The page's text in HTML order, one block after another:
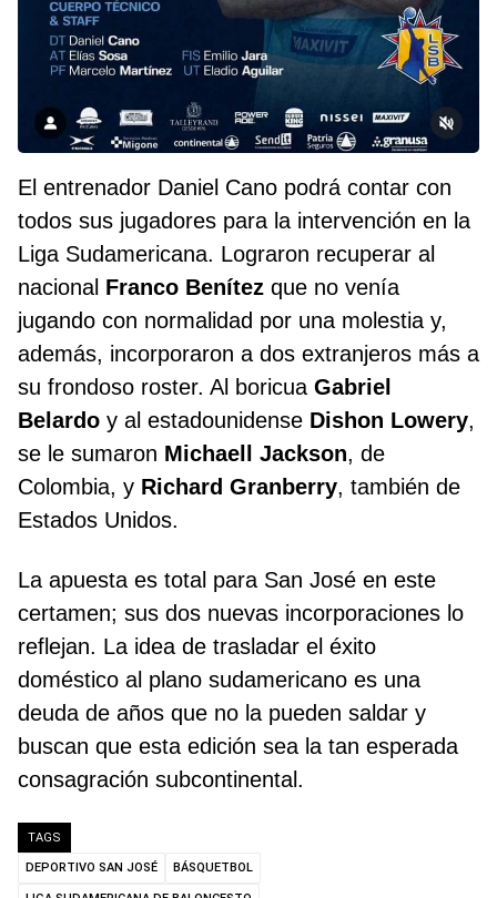
El entrenador Daniel Cano podrá contar con
todos sus jugadores para la intervención en la
Liga Sudamericana. Lograron recuperar al
nacional Franco Benítez que no venía
jugando con normalidad por una molestia y,
además, incorporaron a dos extranjeros más a
su frondoso roster. Al boricua Gabriel
Belardo y al estadounidense Dishon Lowery,
se le sumaron Michaell Jackson, de
Colombia, y Richard Granberry, también de
Estados Unidos.
La apuesta es total para San José en este
certamen; sus dos nuevas incorporaciones lo
reflejan. La idea de trasladar el éxito
doméstico al plano sudamericano es una
deuda de años que no la pueden saldar y
buscan que esta edición sea la tan esperada
consagración subcontinental.
TAGS
DEPORTIVO SAN JOSÉ BÁSQUETBOL